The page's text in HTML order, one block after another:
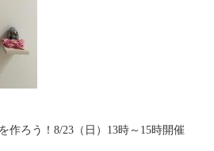
作ろう！8/23（日）13時～15時開催